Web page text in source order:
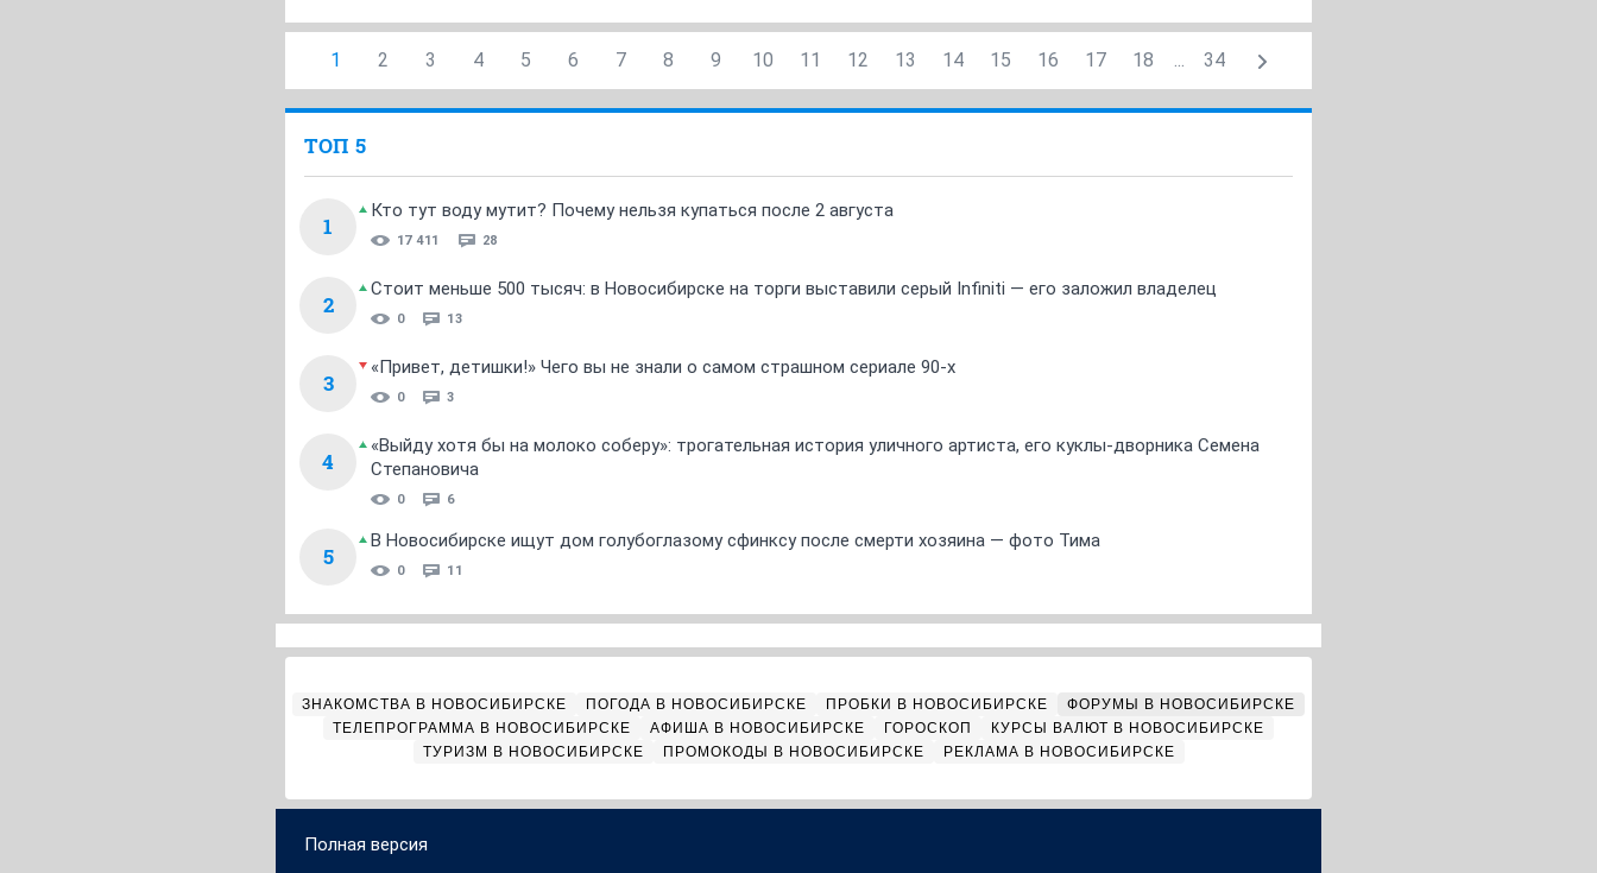
1 2 3 4 5 6 7 8 9 10 11 12 13 14 15 16 17 18 ... 34
ТОП 5
1
Кто тут воду мутит? Почему нельзя купаться после 2 августа
17 411 28
2
Стоит меньше 500 тысяч: в Новосибирске на торги выставили серый Infiniti — его заложил владелец
0 13
3
«Привет, детишки!» Чего вы не знали о самом страшном сериале 90-х
0 3
4
«Выйду хотя бы на молоко соберу»: трогательная история уличного артиста, его куклы-дворника Семена
Степановича
0 6
5
В Новосибирске ищут дом голубоглазому сфинксу после смерти хозяина — фото Тима
0 11
ЗНАКОМСТВА В НОВОСИБИРСКЕ ПОГОДА В НОВОСИБИРСКЕ ПРОБКИ В НОВОСИБИРСКЕ
ФОРУМЫ В НОВОСИБИРСКЕ
ТЕЛЕПРОГРАММА В НОВОСИБИРСКЕ
АФИША В НОВОСИБИРСКЕ ГОРОСКОП
КУРСЫ ВАЛЮТ В НОВОСИБИРСКЕ
ТУРИЗМ В НОВОСИБИРСКЕ
ПРОМОКОДЫ В НОВОСИБИРСКЕ РЕКЛАМА В НОВОСИБИРСКЕ
Полная версия